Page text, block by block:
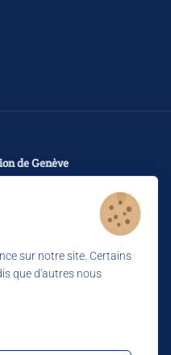
de Genève
17:00
sur notre site. Certains
que d'autres nous